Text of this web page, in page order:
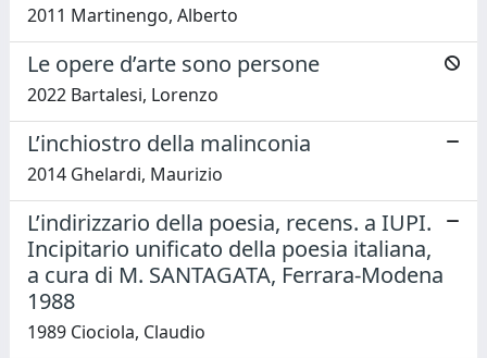
2011 Martinengo, Alberto
Le opere d’arte sono persone
2022 Bartalesi, Lorenzo
L’inchiostro della malinconia
2014 Ghelardi, Maurizio
L’indirizzario della poesia, recens. a IUPI.
Incipitario unificato della poesia italiana,
a cura di M. SANTAGATA, Ferrara-Modena
1988
1989 Ciociola, Claudio